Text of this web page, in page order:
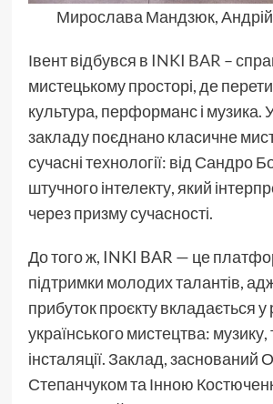
Мирослава Мандзюк,
Івент відбувся в INKI BAR –
мистецькому просторі, де
культура, перформанс і музика.
закладу поєднано класичне
сучасні технології: від Сандро
штучного інтелекту, який
через призму сучасності.
До того ж, INKI BAR — це
підтримки молодих талантів,
прибуток проєкту вкладається у
українського мистецтва: музику,
інсталяції. Заклад,
Степанчуком та Інною